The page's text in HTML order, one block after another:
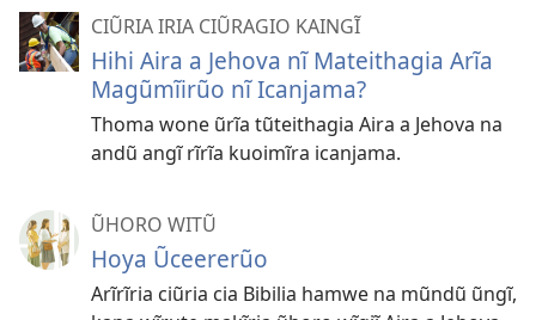
CIŨRIA IRIA CIŨRAGIO KAINGĨ
Hihi Aira a Jehova nĩ Mateithagia Arĩa
Magũmĩirũo nĩ Icanjama?
Thoma wone ũrĩa tũteithagia Aira a Jehova na
andũ angĩ rĩrĩa kuoimĩra icanjama.
ŨHORO WITŨ
Hoya Ũceererũo
Arĩrĩria ciũria cia Bibilia hamwe na mũndũ ũngĩ,